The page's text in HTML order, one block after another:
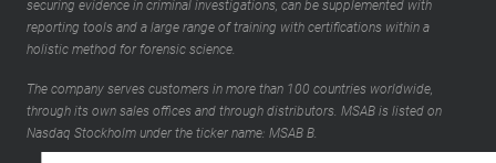
securing evidence in criminal investigations, can be supplemented with
reporting tools and a large range of training with certifications within a
holistic method for forensic science.
The company serves customers in more than 100 countries worldwide,
through its own sales offices and through distributors. MSAB is listed on
Nasdaq Stockholm under the ticker name: MSAB B.